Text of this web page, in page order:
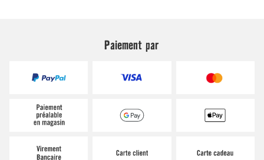
Paiement par